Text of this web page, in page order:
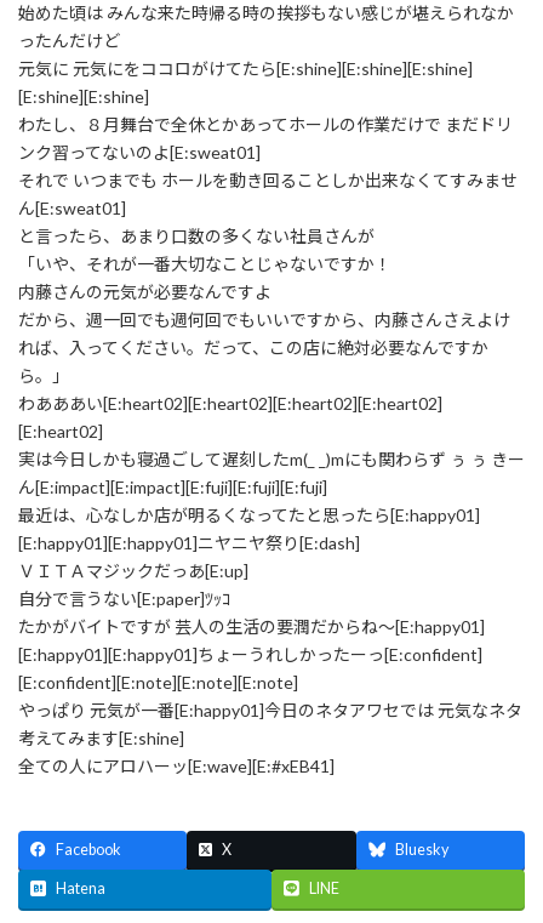
始めた頃は みんな来た時帰る時の挨拶もない感じが堪えられなか
ったんだけど
元気に 元気にをココロがけてたら[E:shine][E:shine][E:shine]
[E:shine][E:shine]
わたし、８月舞台で全休とかあってホールの作業だけで まだドリ
ンク習ってないのよ[E:sweat01]
それで いつまでも ホールを動き回ることしか出来なくてすみませ
ん[E:sweat01]
と言ったら、あまり口数の多くない社員さんが
「いや、それが一番大切なことじゃないですか！
内藤さんの元気が必要なんですよ
だから、週一回でも週何回でもいいですから、内藤さんさえよけ
れば、入ってください。だって、この店に絶対必要なんですか
ら。」
わあああい[E:heart02][E:heart02][E:heart02][E:heart02]
[E:heart02]
実は今日しかも寝過ごして遅刻したm(_ _)mにも関わらず ぅ ぅ きー
ん[E:impact][E:impact][E:fuji][E:fuji][E:fuji]
最近は、心なしか店が明るくなってたと思ったら[E:happy01]
[E:happy01][E:happy01]ニヤニヤ祭り[E:dash]
ＶＩＴＡマジックだっあ[E:up]
自分で言うない[E:paper]ﾂｯｺ
たかがバイトですが 芸人の生活の要潤だからね～[E:happy01]
[E:happy01][E:happy01]ちょーうれしかったーっ[E:confident]
[E:confident][E:note][E:note][E:note]
やっぱり 元気が一番[E:happy01]今日のネタアワセでは 元気なネタ
考えてみます[E:shine]
全ての人にアロハーッ[E:wave][E:#xEB41]
Facebook X Bluesky
Hatena LINE